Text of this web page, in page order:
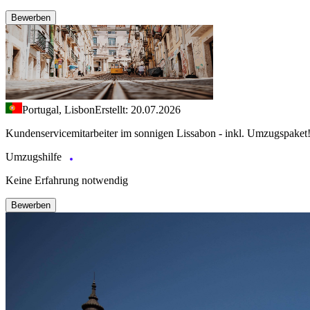
Bewerben
Portugal, LisbonErstellt: 20.07.2026
Kundenservicemitarbeiter im sonnigen Lissabon - inkl. Umzugspaket!
Umzugshilfe
Keine Erfahrung notwendig
Bewerben